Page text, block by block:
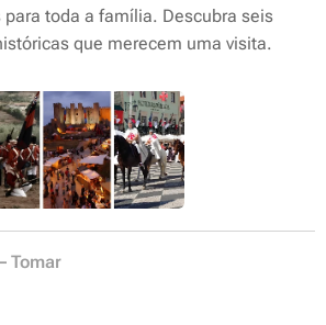
toda a família. Descubra seis
que merecem uma visita.
Tomar